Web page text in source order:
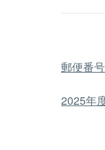
郵便番
2025年